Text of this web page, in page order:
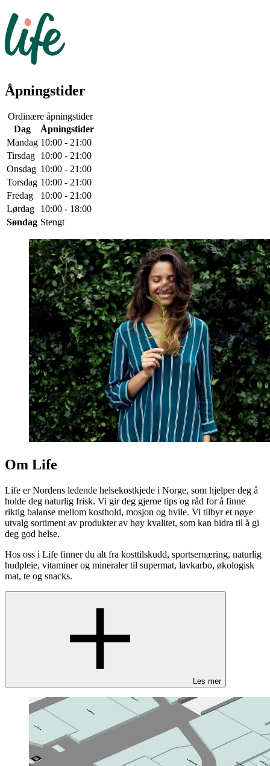
Åpningstider
Ordinære åpningstider
Dag
Åpningstider
Mandag 10:00 - 21:00
Tirsdag 10:00 - 21:00
Onsdag 10:00 - 21:00
Torsdag 10:00 - 21:00
Fredag
10:00 - 21:00
Lørdag
10:00 - 18:00
Søndag Stengt
Om Life
Life er Nordens ledende helsekostkjede i Norge, som hjelper deg å
holde deg naturlig frisk. Vi gir deg gjerne tips og råd for å finne
riktig balanse mellom kosthold, mosjon og hvile. Vi tilbyr et nøye
utvalg sortiment av produkter av høy kvalitet, som kan bidra til å gi
deg god helse.
Hos oss i Life finner du alt fra kosttilskudd, sportsernæring, naturlig
hudpleie, vitaminer og mineraler til supermat, lavkarbo, økologisk
mat, te og snacks.
Les mer